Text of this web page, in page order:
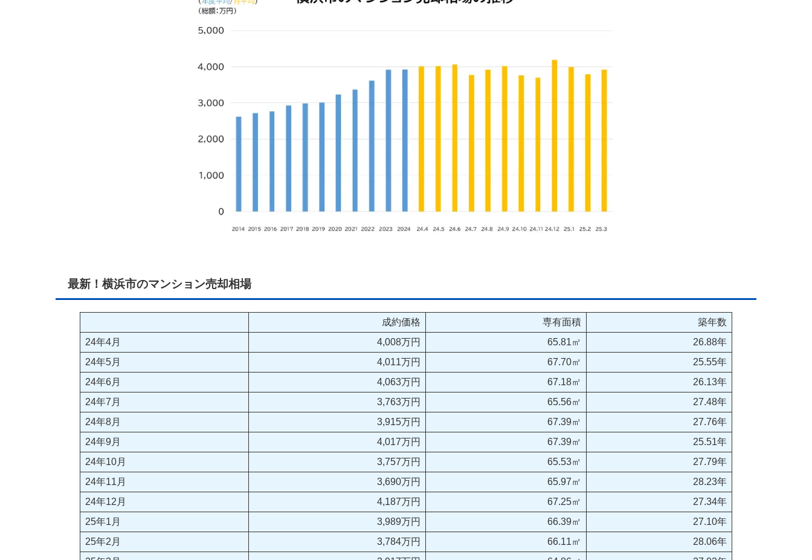
最新！横浜市のマンション売却相場
成約価格 専有面積
築年数
24年4月
4,008万円 65.81㎡
26.88年
24年5月
4,011万円 67.70㎡
25.55年
24年6月
4,063万円 67.18㎡
26.13年
24年7月
3,763万円 65.56㎡
27.48年
24年8月
3,915万円 67.39㎡
27.76年
24年9月
4,017万円 67.39㎡
25.51年
24年10月
3,757万円 65.53㎡
27.79年
24年11月
3,690万円 65.97㎡
28.23年
24年12月
4,187万円 67.25㎡
27.34年
25年1月
3,989万円 66.39㎡
27.10年
25年2月
3,784万円 66.11㎡
28.06年